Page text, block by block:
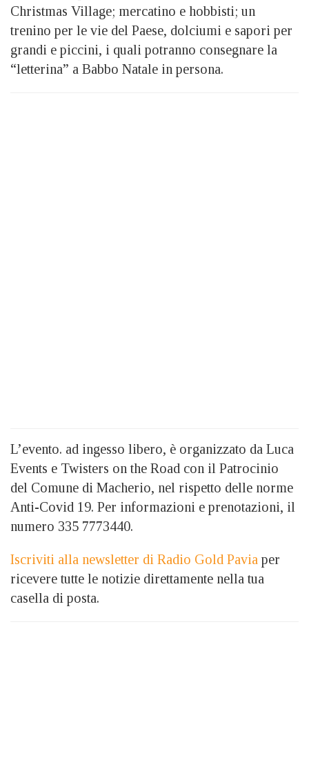
Christmas Village; mercatino e hobbisti; un
trenino per le vie del Paese, dolciumi e sapori per
grandi e piccini, i quali potranno consegnare la
“letterina” a Babbo Natale in persona.
L’evento. ad ingesso libero, è organizzato da Luca
Events e Twisters on the Road con il Patrocinio
del Comune di Macherio, nel rispetto delle norme
Anti-Covid 19. Per informazioni e prenotazioni, il
numero 335 7773440.
Iscriviti alla newsletter di Radio Gold Pavia per
ricevere tutte le notizie direttamente nella tua
casella di posta.